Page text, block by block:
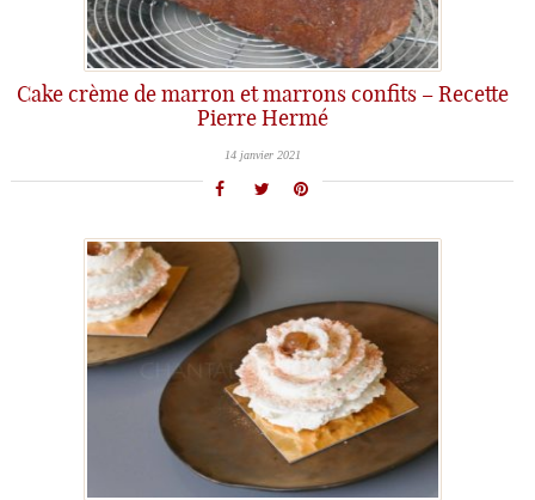
Cake crème de marron et marrons confits – Recette
Pierre Hermé
14 janvier 2021